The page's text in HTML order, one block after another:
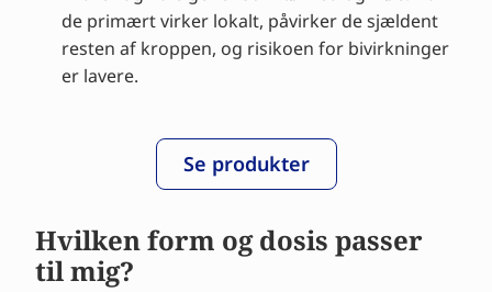
de primært virker lokalt, påvirker de sjældent
resten af kroppen, og risikoen for bivirkninger
er lavere.
Se produkter
Hvilken form og dosis passer
til mig?